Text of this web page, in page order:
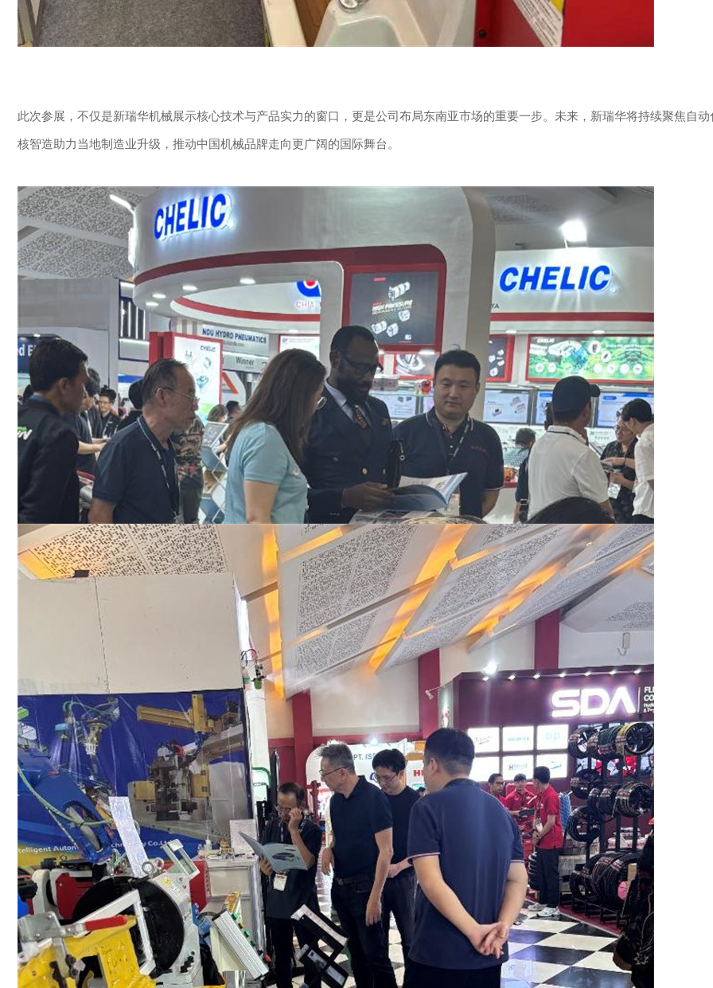
此次参展，不仅是新瑞华机械展示核心技术与产品实力的窗口，更是公司布局东南亚市场的重要一步。未来，新瑞华将持续聚焦自
核智造助力当地制造业升级，推动中国机械品牌走向更广阔的国际舞台。